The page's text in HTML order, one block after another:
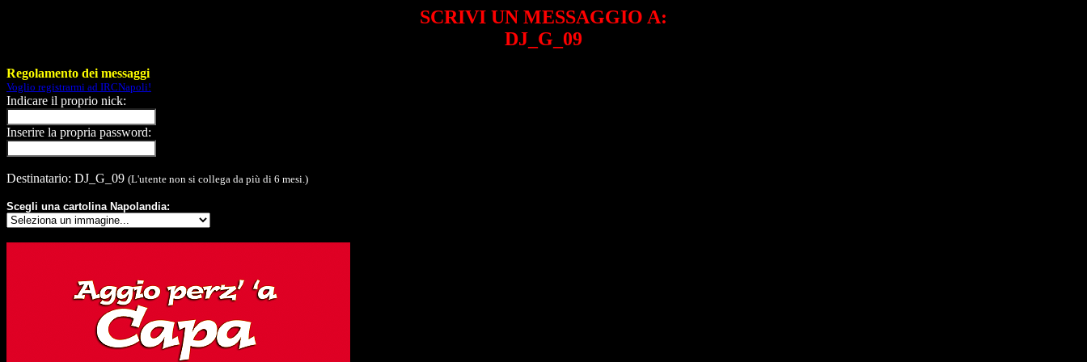
SCRIVI UN MESSAGGIO A:
DJ_G_09
Regolamento dei messaggi
Voglio registrarmi ad IRCNapoli!
Indicare il proprio nick:
Inserire la propria password:
Destinatario: DJ_G_09 (L'utente non si collega da più di 6 mesi.)
Scegli una cartolina Napolandia: